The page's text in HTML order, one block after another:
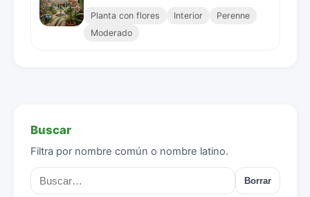
Planta con flores Interior
Perenne
Moderado
Buscar
Filtra por nombre común o nombre latino.
Borrar